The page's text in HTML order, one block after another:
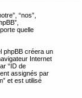
“nos”,
quelle
phpBB créera un
Internet
“ID de
assignés par
et est utilisé